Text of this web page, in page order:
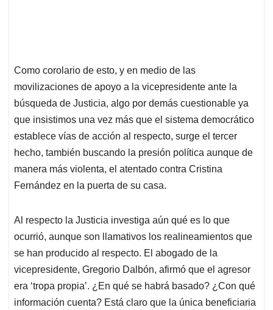
Como corolario de esto, y en medio de las
movilizaciones de apoyo a la vicepresidente ante la
búsqueda de Justicia, algo por demás cuestionable ya
que insistimos una vez más que el sistema democrático
establece vías de acción al respecto, surge el tercer
hecho, también buscando la presión política aunque de
manera más violenta, el atentado contra Cristina
Fernández en la puerta de su casa.
Al respecto la Justicia investiga aún qué es lo que
ocurrió, aunque son llamativos los realineamientos que
se han producido al respecto. El abogado de la
vicepresidente, Gregorio Dalbón, afirmó que el agresor
era ‘tropa propia’. ¿En qué se habrá basado? ¿Con qué
información cuenta? Está claro que la única beneficiaria